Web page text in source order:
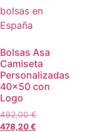
Bolsas Asa
Camiseta
Personalizadas
40×50 con
Logo
492,00€
478,20€